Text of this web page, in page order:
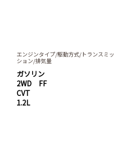
エンジンタイプ/駆動方式/トランスミッ
ション/排気量
ガソリン
2WD FF
CVT
1.2L